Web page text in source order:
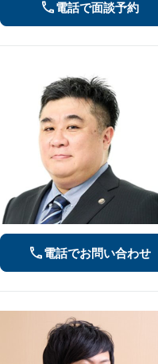
電話で面談予約
電話でお問い合わせ